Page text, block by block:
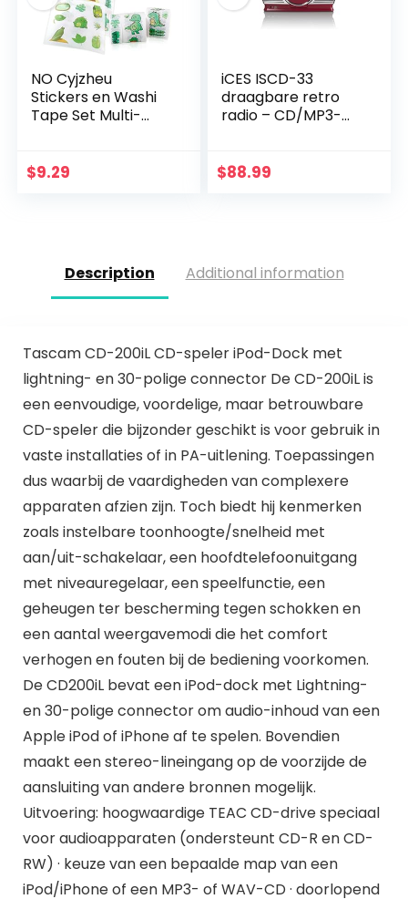
NO Cyjzheu
Stickers en Washi
Tape Set Multi-
Tape Decoratieve
$9.29
iCES ISCD-33
draagbare retro
radio – CD/MP3-
FM-radio – USB-
$88.99
Description Additional information
Tascam CD-200iL CD-speler iPod-Dock met
lightning- en 30-polige connector De CD-200iL is
een eenvoudige, voordelige, maar betrouwbare
CD-speler die bijzonder geschikt is voor gebruik in
vaste installaties of in PA-uitlening. Toepassingen
dus waarbij de vaardigheden van complexere
apparaten afzien zijn. Toch biedt hij kenmerken
zoals instelbare toonhoogte/snelheid met
aan/uit-schakelaar, een hoofdtelefoonuitgang
met niveauregelaar, een speelfunctie, een
geheugen ter bescherming tegen schokken en
een aantal weergavemodi die het comfort
verhogen en fouten bij de bediening voorkomen.
De CD200iL bevat een iPod-dock met Lightning-
en 30-polige connector om audio-inhoud van een
Apple iPod of iPhone af te spelen. Bovendien
maakt een stereo-lineingang op de voorzijde de
aansluiting van andere bronnen mogelijk.
Uitvoering: hoogwaardige TEAC CD-drive speciaal
voor audioapparaten (ondersteunt CD-R en CD-
RW) · keuze van een bepaalde map van een
iPod/iPhone of een MP3- of WAV-CD · doorlopend